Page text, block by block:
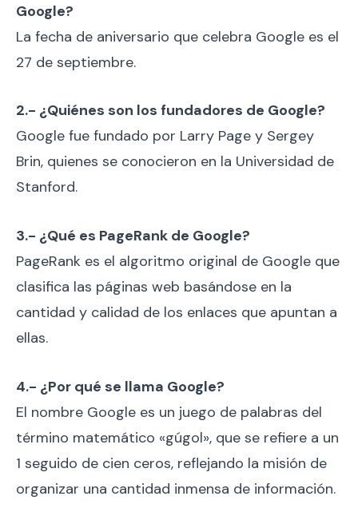
Google?
La fecha de aniversario que celebra Google es el
27 de septiembre.
2.- ¿Quiénes son los fundadores de Google?
Google fue fundado por Larry Page y Sergey
Brin, quienes se conocieron en la Universidad de
Stanford.
3.- ¿Qué es PageRank de Google?
PageRank es el algoritmo original de Google que
clasifica las páginas web basándose en la
cantidad y calidad de los enlaces que apuntan a
ellas.
4.- ¿Por qué se llama Google?
El nombre Google es un juego de palabras del
término matemático «gúgol», que se refiere a un
1 seguido de cien ceros, reflejando la misión de
organizar una cantidad inmensa de información.